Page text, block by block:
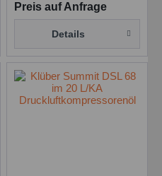
Preis auf Anfrage
Details